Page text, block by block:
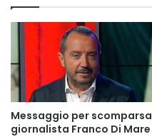
Messaggio per scomparsa
giornalista Franco Di Mare